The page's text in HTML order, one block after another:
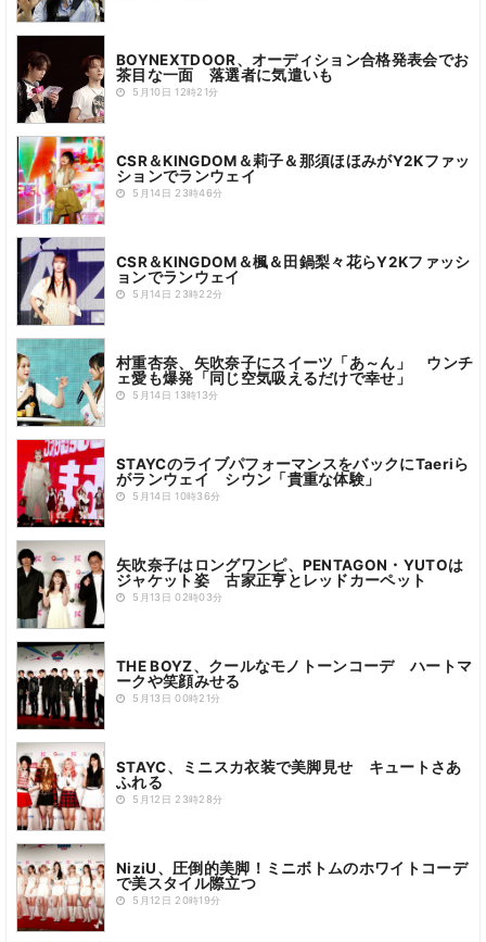
BOYNEXTDOOR、オーディション合格発表会でお
茶目な一面 落選者に気遣いも
5月10日 12時21分
CSR＆KINGDOM＆莉子＆那須ほほみがY2Kファッ
ションでランウェイ
5月14日 23時46分
CSR＆KINGDOM＆楓＆田鍋梨々花らY2Kファッシ
ョンでランウェイ
5月14日 23時22分
村重杏奈、矢吹奈子にスイーツ「あ～ん」 ウンチ
ェ愛も爆発「同じ空気吸えるだけで幸せ」
5月14日 13時13分
STAYCのライブパフォーマンスをバックにTaeriら
がランウェイ シウン「貴重な体験」
5月14日 10時36分
矢吹奈子はロングワンピ、PENTAGON・YUTOは
ジャケット姿 古家正亨とレッドカーペット
5月13日 02時03分
THE BOYZ、クールなモノトーンコーデ ハートマ
ークや笑顔みせる
5月13日 00時21分
STAYC、ミニスカ衣装で美脚見せ キュートさあ
ふれる
5月12日 23時28分
NiziU、圧倒的美脚！ミニボトムのホワイトコーデ
で美スタイル際立つ
5月12日 20時19分